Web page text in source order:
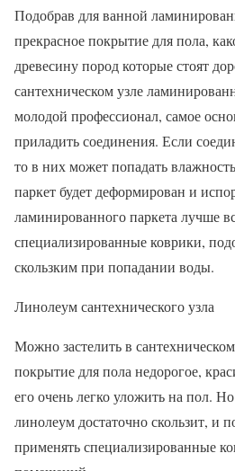
Подобрав для ванной
прекрасное покрытие для пола,
древесину пород которые стоят
сантехническом узле
молодой профессионал, самое
приладить соединения. Если
то в них может попадать
паркет будет деформирован и
ламинированного паркета лучше
специализированные коврики,
скользким при попадании воды.
Линолеум сантехнического узла
Можно застелить в
покрытие для пола недорогое,
его очень легко уложить на пол.
линолеум достаточно скользит, и
применять специализированные